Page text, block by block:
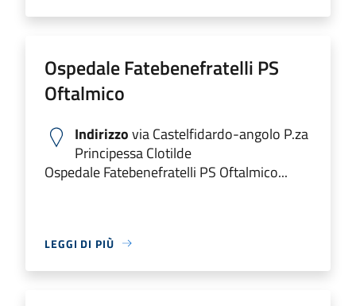
Ospedale Fatebenefratelli PS
Oftalmico
Indirizzovia Castelfidardo-angolo P.za
Principessa Clotilde
Ospedale Fatebenefratelli PS Oftalmico...
LEGGI DI PIÙ